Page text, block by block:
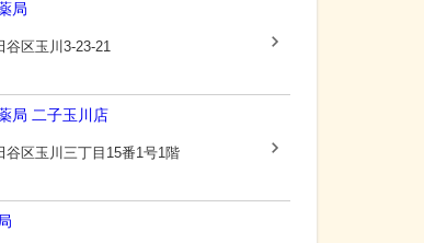
局
谷区玉川3-23-21
局 二子玉川店
谷区玉川三丁目15番1号1階